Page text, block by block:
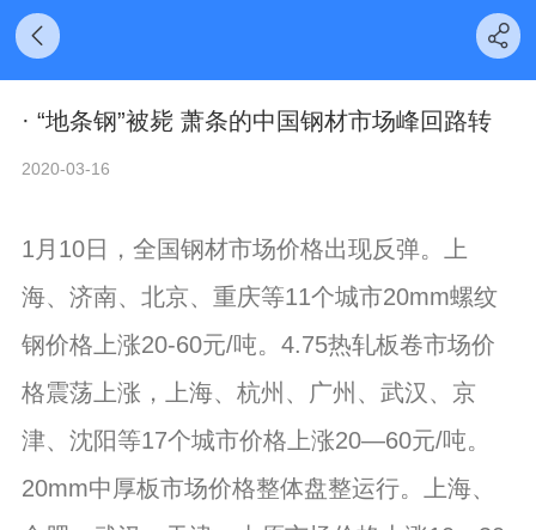
· “地条钢”被毙 萧条的中国钢材市场峰回路转
2020-03-16
1月10日，全国钢材市场价格出现反弹。上
海、济南、北京、重庆等11个城市20mm螺纹
钢价格上涨20-60元/吨。4.75热轧板卷市场价
格震荡上涨，上海、杭州、广州、武汉、京
津、沈阳等17个城市价格上涨20—60元/吨。
20mm中厚板市场价格整体盘整运行。上海、